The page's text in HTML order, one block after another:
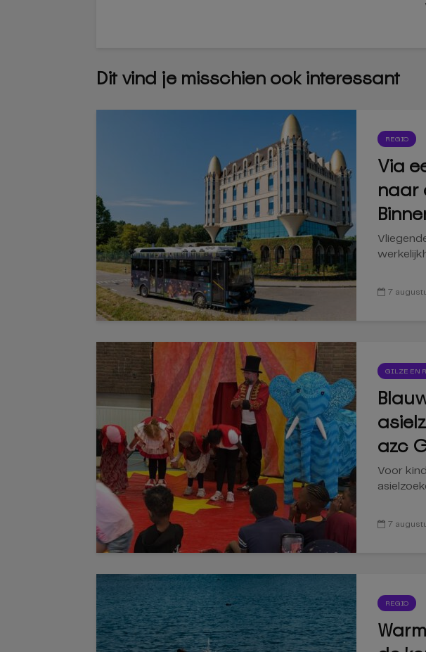
Dit vind je misschien ook interessant
REGIO
Via
naar
7
GILZE EN
azc
Voor
7
REGIO